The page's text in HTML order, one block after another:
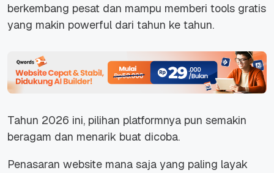
berkembang pesat dan mampu memberi tools gratis
yang makin powerful dari tahun ke tahun.
Tahun 2026 ini, pilihan platformnya pun semakin
beragam dan menarik buat dicoba.
Penasaran website mana saja yang paling layak